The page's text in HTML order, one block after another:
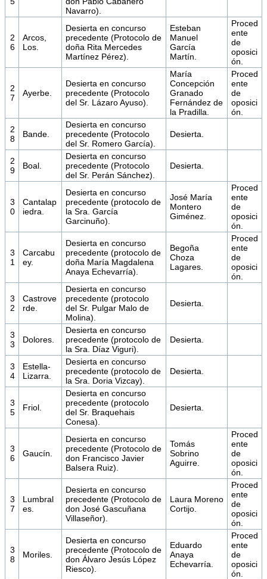
Navarro).
2
6
Arcos,
Los.
Desierta en concurso
precedente (Protocolo de
doña Rita Mercedes
Martínez Pérez).
Esteban
Manuel
García
Martín.
Proced
ente
de
oposici
ón.
2
7
Ayerbe.
Desierta en concurso
precedente (Protocolo
del Sr. Lázaro Ayuso).
María
Concepción
Granado
Fernández de
la Pradilla.
Proced
ente
de
oposici
ón.
2
8
Bande.
Desierta en concurso
precedente (Protocolo
del Sr. Romero García).
Desierta.
2
9
Boal.
Desierta en concurso
precedente (Protocolo
del Sr. Perán Sánchez).
Desierta.
3
0
Cantalap
iedra.
Desierta en concurso
precedente (protocolo de
la Sra. García
Garcinuño).
José María
Montero
Giménez.
Proced
ente
de
oposici
ón.
3
1
Carcabu
ey.
Desierta en concurso
precedente (protocolo de
doña María Magdalena
Anaya Echevarría).
Begoña
Choza
Lagares.
Proced
ente
de
oposici
ón.
3
2
Castrove
rde.
Desierta en concurso
precedente (protocolo
del Sr. Pulgar Malo de
Molina).
Desierta.
3
3
Dolores.
Desierta en concurso
precedente (protocolo de
la Sra. Díaz Viguri).
Desierta.
3
4
Estella-
Lizarra.
Desierta en concurso
precedente (protocolo de
la Sra. Doria Vizcay).
Desierta.
3
5
Friol.
Desierta en concurso
precedente (protocolo
del Sr. Braquehais
Conesa).
Desierta.
3
6
Gaucín.
Desierta en concurso
precedente (Protocolo de
don Francisco Javier
Balsera Ruiz).
Tomás
Sobrino
Aguirre.
Proced
ente
de
oposici
ón.
3
7
Lumbral
es.
Desierta en concurso
precedente (Protocolo de
don José Gascuñana
Villaseñor).
Laura Moreno
Cortijo.
Proced
ente
de
oposici
ón.
3
8
Moriles.
Desierta en concurso
precedente (Protocolo de
don Álvaro Jesús López
Riesco).
Eduardo
Anaya
Echevarría.
Proced
ente
de
oposici
ón.